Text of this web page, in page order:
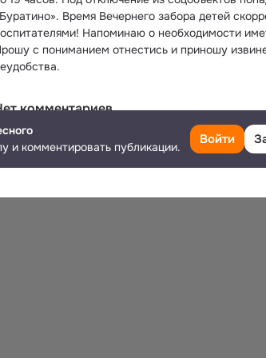
Время Вечернего забора детей
Напоминаю о необходимости
с пониманием отнестись и приношу
комментариев
и комментировать публикации.
Войти